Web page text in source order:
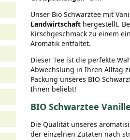
Unser Bio Schwarztee mit
Landwirtschaft hergestellt.
Kirschgeschmack zu einem
Aromatik entfaltet.
Dieser Tee ist die perfekte
Abwechslung in Ihren Alltag
Packung unseres BIO
Ihnen beliebt!
BIO Schwarztee
Die Qualität unseres
der einzelnen Zutaten nach